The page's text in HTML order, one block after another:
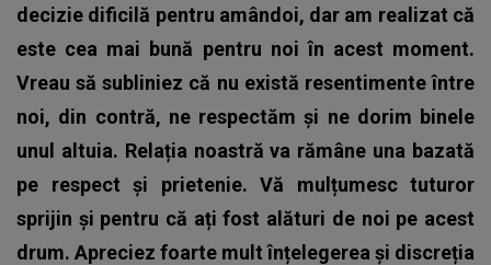
decizie dificilă pentru amândoi, dar am realizat că
este cea mai bună pentru noi în acest moment.
Vreau să subliniez că nu există resentimente între
noi, din contră, ne respectăm și ne dorim binele
unul altuia. Relația noastră va rămâne una bazată
pe respect și prietenie. Vă mulțumesc tuturor
sprijin și pentru că ați fost alături de noi pe acest
drum. Apreciez foarte mult înțelegerea și discreția